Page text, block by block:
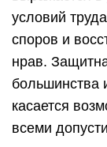
условий
споров и
нрав.
большинства
касается
всеми